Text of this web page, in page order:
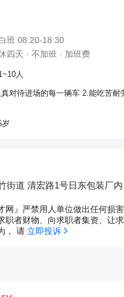
班 08:20-18:30
四天 · 不加班 · 加班费
人
对待进场的每一辆车 2.能吃苦
岁
街道 清宏路1号日东包装厂内
网』严禁用人单位做出任何损
职者财物、向求职者集资、让
， 请 立即投诉